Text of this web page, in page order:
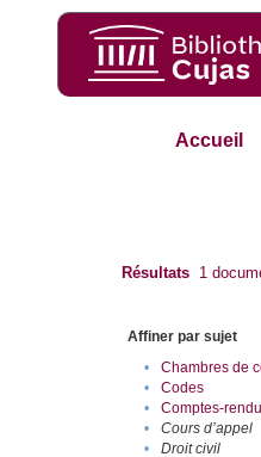
Accueil
Résultats 1
Affiner par sujet
•
Chambres de
•
Codes
•
Comptes-
•
Cours d’appel
•
Droit civil